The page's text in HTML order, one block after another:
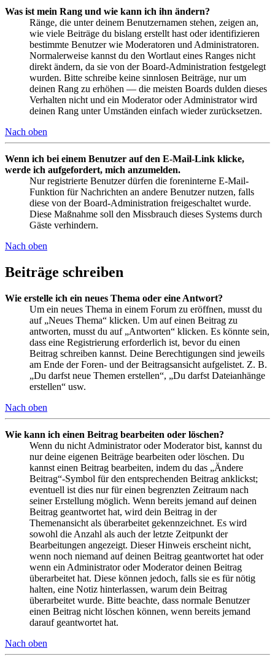
Was ist mein Rang und wie kann ich ihn ändern?
Ränge, die unter deinem Benutzernamen stehen, zeigen an,
wie viele Beiträge du bislang erstellt hast oder identifizieren
bestimmte Benutzer wie Moderatoren und Administratoren.
Normalerweise kannst du den Wortlaut eines Ranges nicht
direkt ändern, da sie von der Board-Administration festgelegt
wurden. Bitte schreibe keine sinnlosen Beiträge, nur um
deinen Rang zu erhöhen — die meisten Boards dulden dieses
Verhalten nicht und ein Moderator oder Administrator wird
deinen Rang unter Umständen einfach wieder zurücksetzen.
Nach oben
Wenn ich bei einem Benutzer auf den E-Mail-Link klicke,
werde ich aufgefordert, mich anzumelden.
Nur registrierte Benutzer dürfen die foreninterne E-Mail-
Funktion für Nachrichten an andere Benutzer nutzen, falls
diese von der Board-Administration freigeschaltet wurde.
Diese Maßnahme soll den Missbrauch dieses Systems durch
Gäste verhindern.
Nach oben
Beiträge schreiben
Wie erstelle ich ein neues Thema oder eine Antwort?
Um ein neues Thema in einem Forum zu eröffnen, musst du
auf „Neues Thema“ klicken. Um auf einen Beitrag zu
antworten, musst du auf „Antworten“ klicken. Es könnte sein,
dass eine Registrierung erforderlich ist, bevor du einen
Beitrag schreiben kannst. Deine Berechtigungen sind jeweils
am Ende der Foren- und der Beitragsansicht aufgelistet. Z. B.
„Du darfst neue Themen erstellen“, „Du darfst Dateianhänge
erstellen“ usw.
Nach oben
Wie kann ich einen Beitrag bearbeiten oder löschen?
Wenn du nicht Administrator oder Moderator bist, kannst du
nur deine eigenen Beiträge bearbeiten oder löschen. Du
kannst einen Beitrag bearbeiten, indem du das „Ändere
Beitrag“-Symbol für den entsprechenden Beitrag anklickst;
eventuell ist dies nur für einen begrenzten Zeitraum nach
seiner Erstellung möglich. Wenn bereits jemand auf deinen
Beitrag geantwortet hat, wird dein Beitrag in der
Themenansicht als überarbeitet gekennzeichnet. Es wird
sowohl die Anzahl als auch der letzte Zeitpunkt der
Bearbeitungen angezeigt. Dieser Hinweis erscheint nicht,
wenn noch niemand auf deinen Beitrag geantwortet hat oder
wenn ein Administrator oder Moderator deinen Beitrag
überarbeitet hat. Diese können jedoch, falls sie es für nötig
halten, eine Notiz hinterlassen, warum dein Beitrag
überarbeitet wurde. Bitte beachte, dass normale Benutzer
einen Beitrag nicht löschen können, wenn bereits jemand
darauf geantwortet hat.
Nach oben